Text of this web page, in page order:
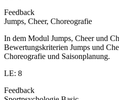
Feedback
Jumps, Cheer, Choreografie
In dem Modul Jumps, Cheer und
Bewertungskriterien Jumps und
Choreografie und Saisonplanung.
LE: 8
Feedback